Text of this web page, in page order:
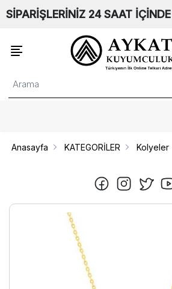
SİPARİŞLERİNİZ 24 SAAT
Anasayfa KATEGORİLER Kolyeler